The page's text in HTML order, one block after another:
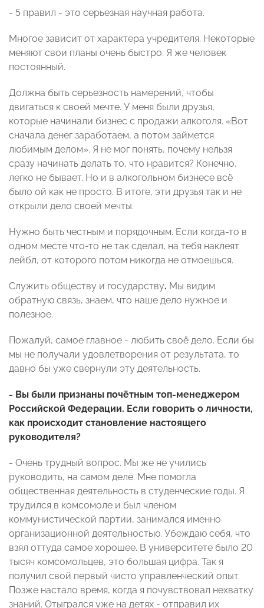
- 5 правил - это серьезная научная работа.
Многое зависит от характера учредителя. Некоторые
меняют свои планы очень быстро. Я же человек
постоянный.
Должна быть серьезность намерений, чтобы
двигаться к своей мечте. У меня были друзья,
которые начинали бизнес с продажи алкоголя. «Вот
сначала денег заработаем, а потом займется
любимым делом». Я не мог понять, почему нельзя
сразу начинать делать то, что нравится? Конечно,
легко не бывает. Но и в алкогольном бизнесе всё
было ой как не просто. В итоге, эти друзья так и не
открыли дело своей мечты.
Нужно быть честным и порядочным. Если когда-то в
одном месте что-то не так сделал, на тебя наклеят
лейбл, от которого потом никогда не отмоешься.
Служить обществу и государству. Мы видим
обратную связь, знаем, что наше дело нужное и
полезное.
Пожалуй, самое главное - любить своё дело. Если бы
мы не получали удовлетворения от результата, то
давно бы уже свернули эту деятельность.
- Вы были признаны почётным топ-менеджером
Российской Федерации. Если говорить о личности,
как происходит становление настоящего
руководителя?
- Очень трудный вопрос. Мы же не учились
руководить, на самом деле. Мне помогла
общественная деятельность в студенческие годы. Я
трудился в комсомоле и был членом
коммунистической партии, занимался именно
организационной деятельностью. Убеждаю себя, что
взял оттуда самое хорошее. В университете было 20
тысяч комсомольцев, это большая цифра. Так я
получил свой первый чисто управленческий опыт.
Позже настало время, когда я почувствовал нехватку
знаний. Отыгрался уже на детях - отправил их